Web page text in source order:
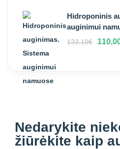
Hidroponinis
auginimui
133,10€
Nedarykite
žiūrėkite kaip